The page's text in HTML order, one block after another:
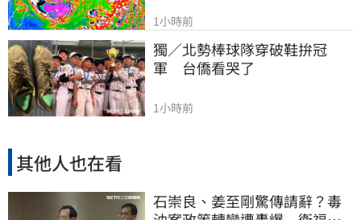
1小時前
獨／北勢棒球隊穿破鞋拚冠
軍　台僑看哭了
1小時前
其他人也在看
石崇良、姜至剛驚傳請辭？毒